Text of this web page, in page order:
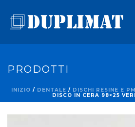
PRODOTTI
INIZIO / DENTALE / DISCHI RESINE E
DISCO IN CERA 98×25